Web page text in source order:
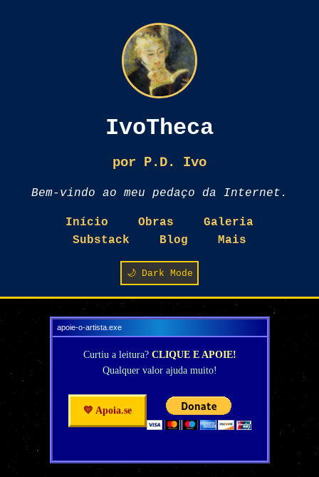
IvoTheca
por P.D. Ivo
Bem-vindo ao meu pedaço da Internet.
Início Obras
Galeria
Substack
Blog Mais
🌙 Dark Mode
apoie-o-artista.exe
Curtiu a leitura? CLIQUE E APOIE!
Qualquer valor ajuda muito!
💛 Apoia.se